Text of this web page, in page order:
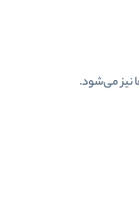
نیز می‌شود.